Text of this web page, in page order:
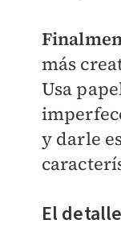
más
Usa
y darle
El